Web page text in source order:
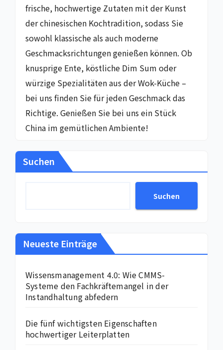
frische, hochwertige Zutaten mit der Kunst
der chinesischen Kochtradition, sodass Sie
sowohl klassische als auch moderne
Geschmacksrichtungen genießen können. Ob
knusprige Ente, köstliche Dim Sum oder
würzige Spezialitäten aus der Wok-Küche –
bei uns finden Sie für jeden Geschmack das
Richtige. Genießen Sie bei uns ein Stück
China im gemütlichen Ambiente!
Suchen
Suchen
Neueste Einträge
Wissensmanagement 4.0: Wie CMMS-
Systeme den Fachkräftemangel in der
Instandhaltung abfedern
Die fünf wichtigsten Eigenschaften
hochwertiger Leiterplatten